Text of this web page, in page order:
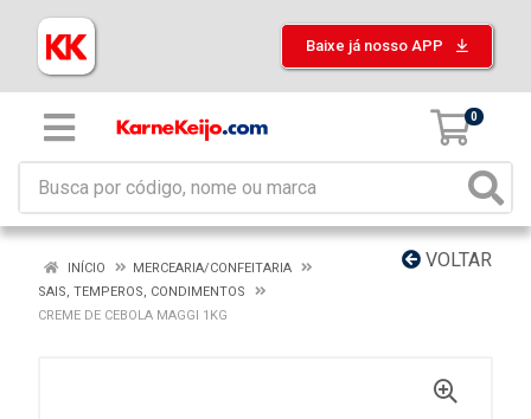
Baixe já nosso APP
0
VOLTAR
INÍCIO
MERCEARIA/CONFEITARIA
SAIS, TEMPEROS, CONDIMENTOS
CREME DE CEBOLA MAGGI 1KG